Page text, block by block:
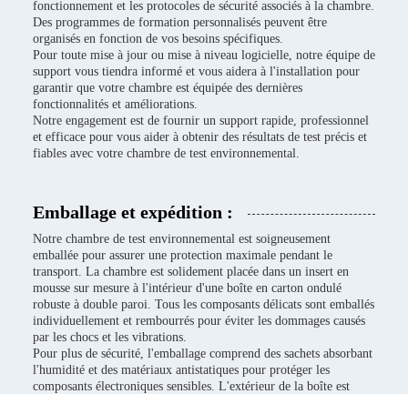
fonctionnement et les protocoles de sécurité associés à la chambre.
Des programmes de formation personnalisés peuvent être
organisés en fonction de vos besoins spécifiques.
Pour toute mise à jour ou mise à niveau logicielle, notre équipe de
support vous tiendra informé et vous aidera à l'installation pour
garantir que votre chambre est équipée des dernières
fonctionnalités et améliorations.
Notre engagement est de fournir un support rapide, professionnel
et efficace pour vous aider à obtenir des résultats de test précis et
fiables avec votre chambre de test environnemental.
Emballage et expédition :
Notre chambre de test environnemental est soigneusement
emballée pour assurer une protection maximale pendant le
transport. La chambre est solidement placée dans un insert en
mousse sur mesure à l'intérieur d'une boîte en carton ondulé
robuste à double paroi. Tous les composants délicats sont emballés
individuellement et rembourrés pour éviter les dommages causés
par les chocs et les vibrations.
Pour plus de sécurité, l'emballage comprend des sachets absorbant
l'humidité et des matériaux antistatiques pour protéger les
composants électroniques sensibles. L'extérieur de la boîte est